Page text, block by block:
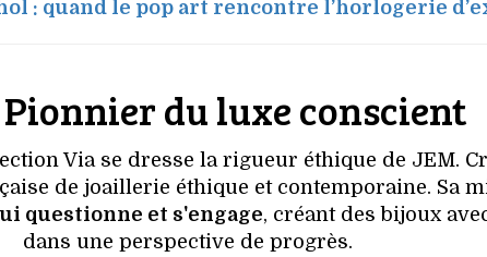
: quand le pop art rencontre l’horlogerie
Pionnier du luxe conscient
Via se dresse la rigueur éthique de JEM.
de joaillerie éthique et contemporaine. Sa
questionne et s'engage, créant des bijoux
dans une perspective de progrès.